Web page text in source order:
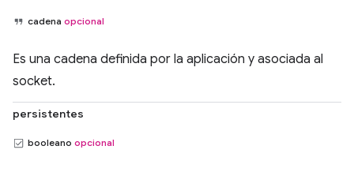
cadena opcional
Es una cadena definida por la aplicación y asociada al
socket.
persistentes
booleano opcional